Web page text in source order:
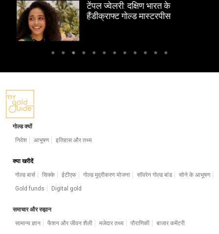
टेंपल ज्वेलरी: दक्षिण भारत के
हैंडीक्राफ्ट गोल्ड मास्टरपीस
गोल्ड क्यों
निवेश
आभूषण इतिहास और तथ्य
क्या खरीदें
गोल्ड बार्स
सिक्के ईटीएफ गोल्ड मुद्रीकरण योजना सॉवरेन गोल्ड बांड
सोने के आभूषण
Gold funds
Digital gold
समाचार और रुझान
सामान्य ज्ञान
फैशन और जीवन शैली मजेदार तथ्य पौराणिकी बाजार कमेंटरी